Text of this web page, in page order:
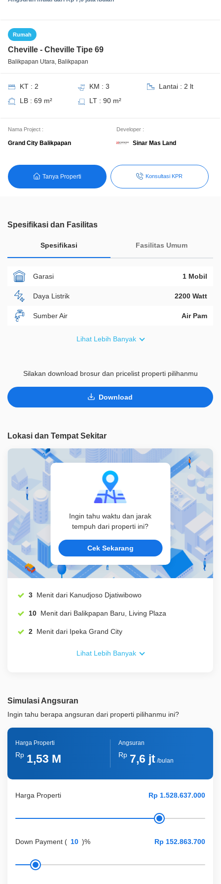
Rumah
Cheville - Cheville Tipe 69
Balikpapan Utara, Balikpapan
KT : 2 KM : 3
Lantai : 2 lt
LB : 69 m²
LT : 90 m²
Nama Project :
Grand City Balikpapan
Developer :
Sinar Mas Land
Tanya Properti Konsultasi KPR
Spesifikasi dan Fasilitas
Spesifikasi Fasilitas Umum
Garasi 1 Mobil
Daya Listrik 2200 Watt
Sumber Air Air Pam
Legalitas SHM
Lihat Lebih Banyak
Silakan download brosur dan pricelist properti pilihanmu
Download
Lokasi dan Tempat Sekitar
Ingin tahu waktu dan jarak
tempuh dari properti ini?
Cek Sekarang
3 Menit dari Kanudjoso Djatiwibowo
10 Menit dari Balikpapan Baru, Living Plaza
2 Menit dari Ipeka Grand City
Lihat Lebih Banyak
Simulasi Angsuran
Ingin tahu berapa angsuran dari properti pilihanmu ini?
Harga Properti
Down Payment ( )%
Harga Properti
Rp 1,53 M
Angsuran
Rp 7,6 jt/bulan